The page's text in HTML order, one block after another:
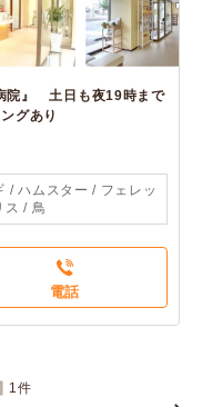
院』 土日も夜19時まで
グあり
/ ハムスター / フェレッ
ス / 鳥
電話
1 件